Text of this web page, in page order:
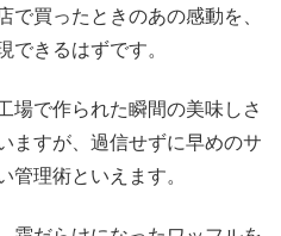
で買ったときのあの感動を、
できるはずです。
場で作られた瞬間の美味しさ
ますが、過信せずに早めのサ
管理術といえます。